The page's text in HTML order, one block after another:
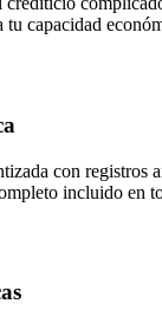
tu capacidad
con registros
incluido en